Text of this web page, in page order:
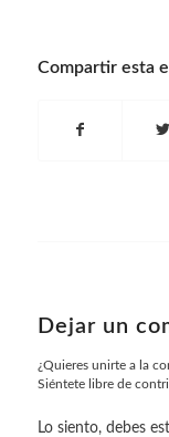
Compartir esta
Dejar un
¿Quieres unirte a la
Siéntete libre de
Lo siento, debes